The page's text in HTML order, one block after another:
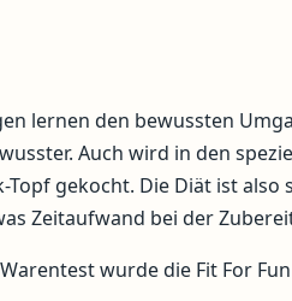
lernen den bewussten
Auch wird in den
Topf gekocht. Die Diät ist
Zeitaufwand bei der
wurde die Fit For